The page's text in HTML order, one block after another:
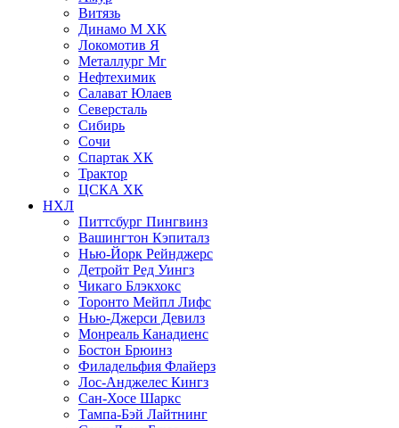
Витязь
Динамо М ХК
Локомотив Я
Металлург Мг
Нефтехимик
Салават Юлаев
Северсталь
Сибирь
Сочи
Спартак ХК
Трактор
ЦСКА ХК
НХЛ
Питтсбург Пингвинз
Вашингтон Кэпиталз
Нью-Йорк Рейнджерс
Детройт Ред Уингз
Чикаго Блэкхокс
Торонто Мейпл Лифс
Нью-Джерси Девилз
Монреаль Канадиенс
Бостон Брюинз
Филадельфия Флайерз
Лос-Анджелес Кингз
Сан-Хосе Шаркс
Тампа-Бэй Лайтнинг